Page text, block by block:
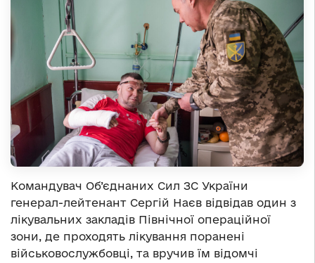
Командувач Об’єднаних Сил ЗС України
генерал-лейтенант Сергій Наєв відвідав один з
лікувальних закладів Північної операційної
зони, де проходять лікування поранені
військовослужбовці, та вручив їм відомчі